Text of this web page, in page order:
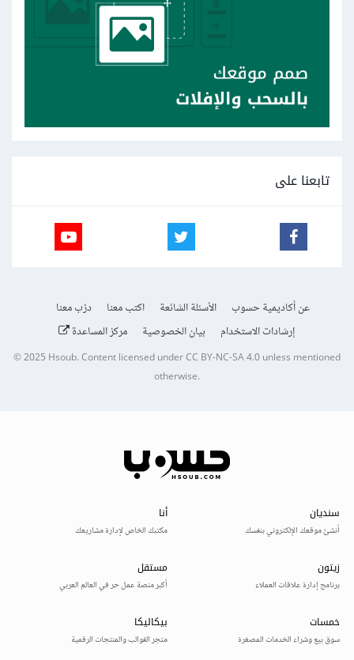
تابعنا على
عن أكاديمية حسوب الأسئلة الشائعة اكتب معنا
درّب معنا
إرشادات الاستخدام
بيان الخصوصية مركز المساعدة
© 2025Hsoub.Content licensed underCC BY-NC-SA 4.0unless mentioned
otherwise.